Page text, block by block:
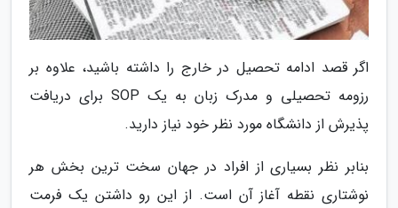
اگر قصد ادامه تحصیل در خارج را داشته باشید، علاوه بر
رزومه تحصیلی و مدرک زبان به یک SOP برای دریافت
پذیرش از دانشگاه مورد نظر خود نیاز دارید.
بنابر نظر بسیاری از افراد در جهان سخت ترین بخش هر
نوشتاری نقطه آغاز آن است. از این رو داشتن یک فرمت